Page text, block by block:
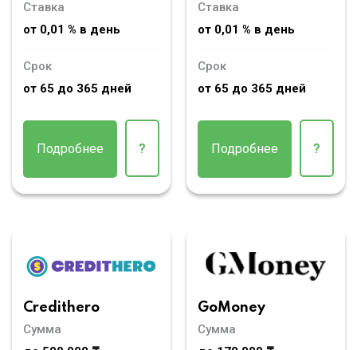
Ставка
от 0,01 % в день
Срок
от 65 до 365 дней
Подробнее ?
Ставка
от 0,01 % в день
Срок
от 65 до 365 дней
Подробнее ?
Credithero
Сумма
GoMoney
Сумма